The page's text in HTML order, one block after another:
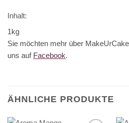
Inhalt:
1kg
Sie möchten mehr über
uns auf Facebook.
ÄHNLICHE PRODUKTE